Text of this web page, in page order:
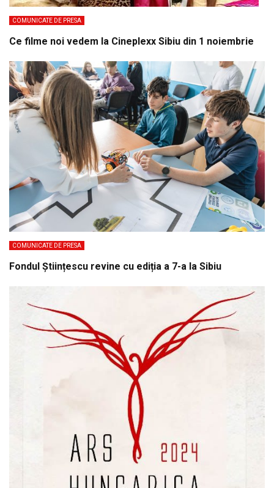
COMUNICATE DE PRESA
Ce filme noi vedem la Cineplexx Sibiu din 1 noiembrie
COMUNICATE DE PRESA
Fondul Științescu revine cu ediția a 7-a la Sibiu